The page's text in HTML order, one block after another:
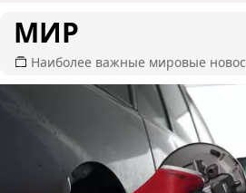
МИР
Наиболее важные мировые